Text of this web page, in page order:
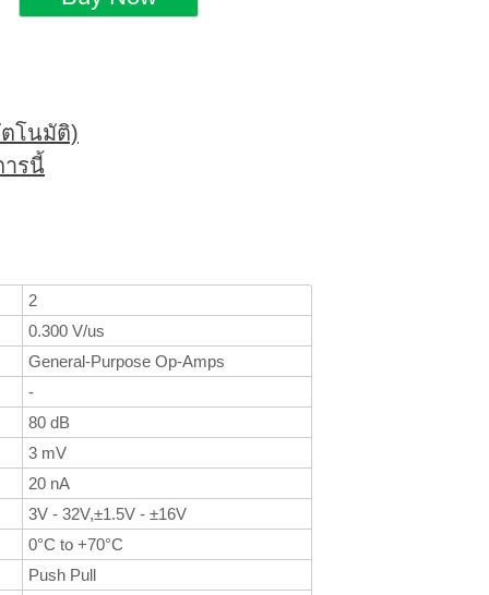
โนมัติ)
ารนี้
2
0.300 V/us
General-Purpose Op-Amps
-
80 dB
3 mV
20 nA
3V - 32V,±1.5V - ±16V
0°C to +70°C
Push Pull